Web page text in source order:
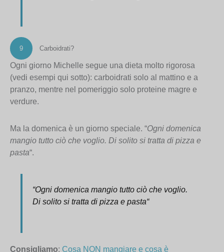
9 Carboidrati?
Ogni giorno Michelle segue una dieta molto rigorosa
(vedi esempi qui sotto): carboidrati solo al mattino e a
pranzo, mentre nel pomeriggio solo proteine magre e
verdure.
Ma la domenica è un giorno speciale. “Ogni domenica
mangio tutto ciò che voglio. Di solito si tratta di pizza e
pasta“.
“Ogni domenica mangio tutto ciò che voglio.
Di solito si tratta di pizza e pasta“
Consigliamo: Cosa NON mangiare e cosa è